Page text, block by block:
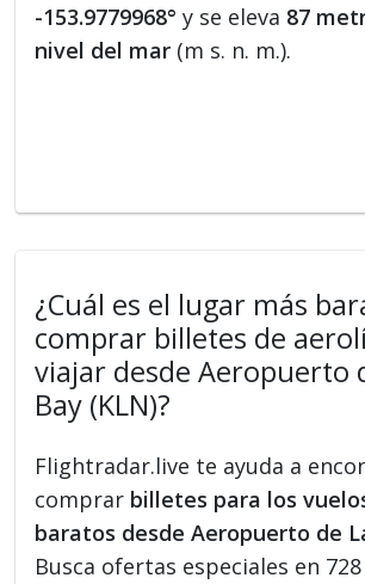
-153.9779968° y se eleva 87
nivel del mar (m s. n. m.).
¿Cuál es el lugar más
comprar billetes de
viajar desde Aeropuerto
Bay (KLN)?
Flightradar.live te ayuda a
comprar billetes para los
baratos desde Aeropuerto de
Busca ofertas especiales en